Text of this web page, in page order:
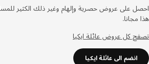
على عروض حصرية وإلهام وغير ذلك الكثير
كل عروض عائلة ايكيا
انضم الى عائلة ايكيا